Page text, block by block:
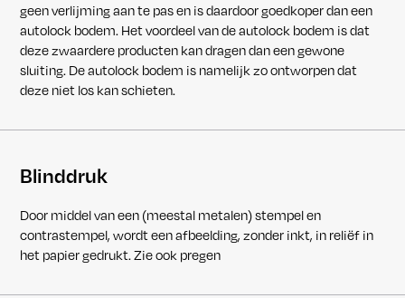
geen verlijming aan te pas en is daardoor goedkoper dan een
autolock bodem. Het voordeel van de autolock bodem is dat
deze zwaardere producten kan dragen dan een gewone
sluiting. De autolock bodem is namelijk zo ontworpen dat
deze niet los kan schieten.
Blinddruk
Door middel van een (meestal metalen) stempel en
contrastempel, wordt een afbeelding, zonder inkt, in reliëf in
het papier gedrukt. Zie ook pregen